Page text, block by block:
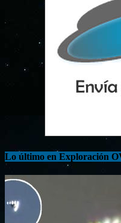
Lo último en Exploración